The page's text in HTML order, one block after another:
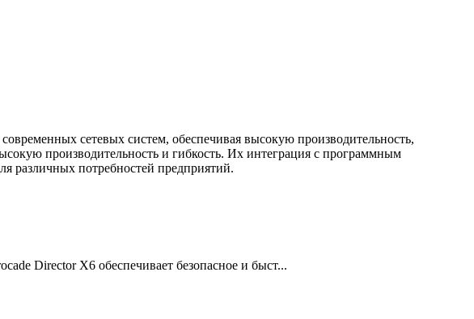
сетевых систем, обеспечивая высокую производительность,
производительность и гибкость. Их интеграция с программным
различных потребностей предприятий.
Director X6 обеспечивает безопасное и быст...